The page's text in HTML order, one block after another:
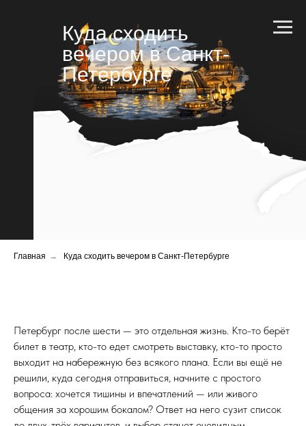
Куда сходить
вечером в Санкт-
Петербурге
Главная → Куда сходить вечером в Санкт-Петербурге
Петербург после шести — это отдельная жизнь. Кто-то берёт
билет в театр, кто-то едет смотреть выставку, кто-то просто
выходит на набережную без всякого плана. Если вы ещё не
решили, куда сегодня отправиться, начните с простого
вопроса: хочется тишины и впечатлений — или живого
общения за хорошим бокалом? Ответ на него сузит список